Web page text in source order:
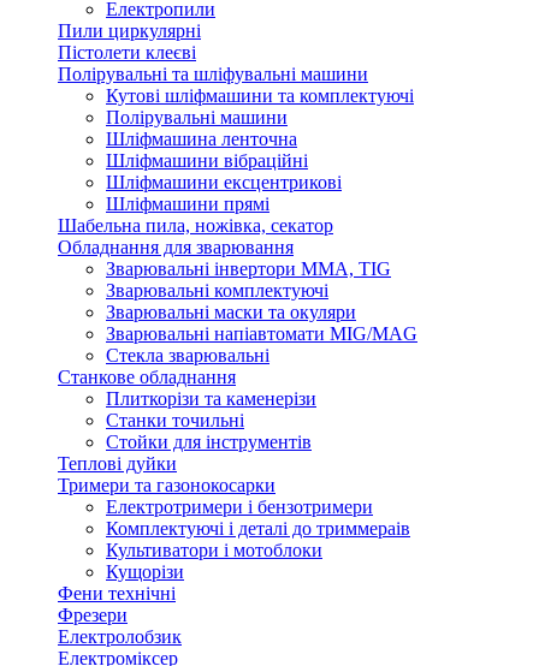
Електропили
Пили циркулярні
Пістолети клеєві
Полірувальні та шліфувальні машини
Кутові шліфмашини та комплектуючі
Полірувальні машини
Шліфмашина ленточна
Шліфмашини вібраційні
Шліфмашини ексцентрикові
Шліфмашини прямі
Шабельна пила, ножівка, секатор
Обладнання для зварювання
Зварювальні інвертори ММА, TIG
Зварювальні комплектуючі
Зварювальні маски та окуляри
Зварювальні напіавтомати MIG/MAG
Стекла зварювальні
Станкове обладнання
Плиткорізи та каменерізи
Станки точильні
Стойки для інструментів
Теплові дуйки
Тримери та газонокосарки
Електротримери і бензотримери
Комплектуючі і деталі до триммераів
Культиватори і мотоблоки
Кущорізи
Фени технічні
Фрезери
Електролобзик
Електроміксер